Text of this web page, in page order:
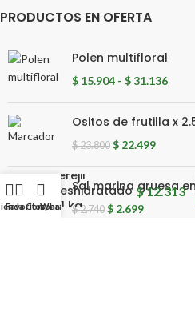
PRODUCTOS EN OFERTA
Polen multifloral
$ 15.904 - $31.136
Ositos de frutilla x
$23.800 $ 22.499
Sal marina gruesa
$2.740 $ 2.699
Perejil
deshidratado
x 1 kg
$12.313
FavoritosComparar
WhatsApp